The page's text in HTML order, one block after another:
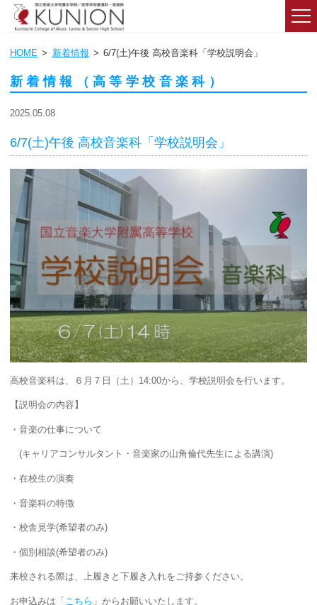
HOME 新着情報 6/7(土)午後 高校音楽科「学校説明会」
新着情報（高等学校音楽科）
2025.05.08
6/7(土)午後 高校音楽科「学校説明会」
高校音楽科は、６月７日（土）14:00から、学校説明会を行います。
【説明会の内容】
・音楽の仕事について
(キャリアコンサルタント・音楽家の山角倫代先生による講演)
・在校生の演奏
・音楽科の特徴
・校舎見学(希望者のみ)
・個別相談(希望者のみ)
来校される際は、上履きと下履き入れをご持参ください。
お申込みは「 こちら 」からお願いいたします。